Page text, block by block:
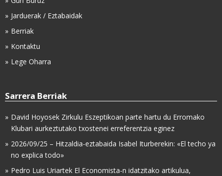
Jarduerak / Eztabaidak
Berriak
Kontaktu
Lege Oharra
Sarrera Berriak
David Hoyosek Zirkulu Eszeptikoan parte hartu du Erromako
Klubari aurkeztutako txostenei erreferentzia eginez
2026/09/25 – Hitzaldia-eztabaida Isabel Iturberekin: «El techo ya
no explica todo»
Pedro Luis Uriartek El Economista-n idatzitako artikulua,